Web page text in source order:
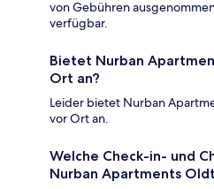
von Gebühren
verfügbar.
Bietet Nurban
Ort an?
Leider bietet Nurban
vor Ort an.
Welche Check-in- und
Nurban Apartments